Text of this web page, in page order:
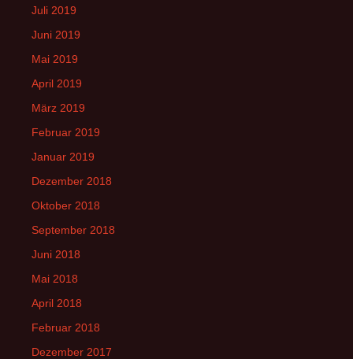
Juli 2019
Juni 2019
Mai 2019
April 2019
März 2019
Februar 2019
Januar 2019
Dezember 2018
Oktober 2018
September 2018
Juni 2018
Mai 2018
April 2018
Februar 2018
Dezember 2017